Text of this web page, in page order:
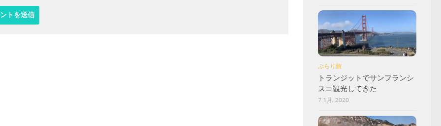
ぶらり旅
トランジットでサンフランシ
スコ観光してきた
7 1月, 2020